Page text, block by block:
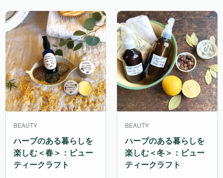
BEAUTY
ハーブのある暮らしを
楽しむ＜春＞：ビュー
ティークラフト
BEAUTY
ハーブのある暮らしを
楽しむ＜冬＞：ビュー
ティークラフト